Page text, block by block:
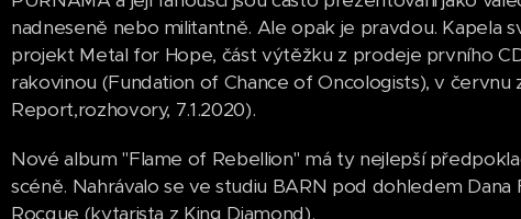
nadneseně nebo militantně. Ale opak je pravdou. Kapela
projekt Metal for Hope, část výtěžku z prodeje prvního
rakovinou (Fundation of Chance of Oncologists), v
Report,rozhovory, 7.1.2020).
Nové album "Flame of Rebellion" má ty nejlepší
scéně. Nahrávalo se ve studiu BARN pod dohledem Dana
Rocque (kytarista z King Diamond).